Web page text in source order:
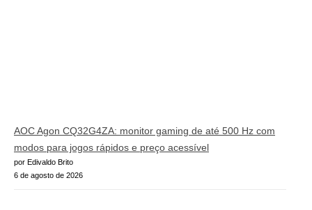
AOC Agon CQ32G4ZA: monitor gaming de até 500 Hz com
modos para jogos rápidos e preço acessível
por Edivaldo Brito
6 de agosto de 2026